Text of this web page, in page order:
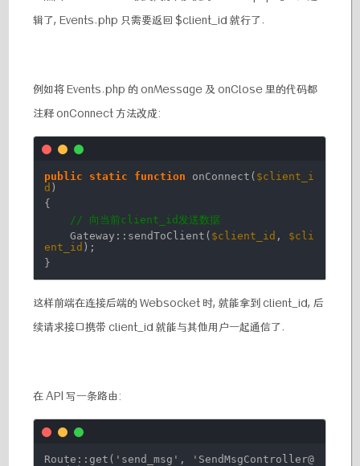
辑了, Events.php 只需要返回 $client_id 就行了.
例如将 Events.php 的 onMessage 及 onClose 里的代码都
注释 onConnect 方法改成:
public static function onConnect( $client_i
d )
{
// 向当前client_id发送数据
Gateway::sendToClient( $client_id , $cli
ent_id );
}
这样前端在连接后端的 Websocket 时, 就能拿到 client_id, 后
续请求接口携带 client_id 就能与其他用户一起通信了.
在 API 写一条路由:
Route::get( 'send_msg' ,
'SendMsgController@